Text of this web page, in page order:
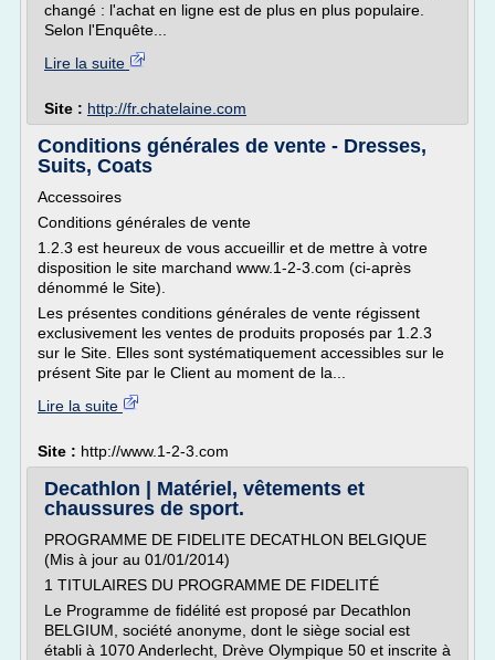
changé : l'achat en ligne est de plus en plus populaire.
Selon l'Enquête...
Lire la suite
Site : http://fr.chatelaine.com
Conditions générales de vente - Dresses,
Suits, Coats
Accessoires
Conditions générales de vente
1.2.3 est heureux de vous accueillir et de mettre à votre
disposition le site marchand www.1-2-3.com (ci-après
dénommé le Site).
Les présentes conditions générales de vente régissent
exclusivement les ventes de produits proposés par 1.2.3
sur le Site. Elles sont systématiquement accessibles sur le
présent Site par le Client au moment de la...
Lire la suite
Site : http://www.1-2-3.com
Decathlon | Matériel, vêtements et
chaussures de sport.
PROGRAMME DE FIDELITE DECATHLON BELGIQUE
(Mis à jour au 01/01/2014)
1 TITULAIRES DU PROGRAMME DE FIDELITÉ
Le Programme de fidélité est proposé par Decathlon
BELGIUM, société anonyme, dont le siège social est
établi à 1070 Anderlecht, Drève Olympique 50 et inscrite à